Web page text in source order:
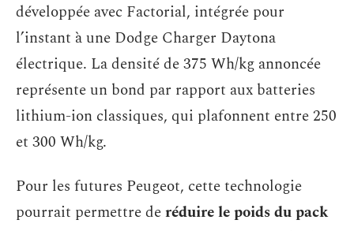
développée avec Factorial, intégrée pour
l’instant à une Dodge Charger Daytona
électrique. La densité de 375 Wh/kg annoncée
représente un bond par rapport aux batteries
lithium-ion classiques, qui plafonnent entre 250
et 300 Wh/kg.
Pour les futures Peugeot, cette technologie
pourrait permettre deréduire le poids du pack